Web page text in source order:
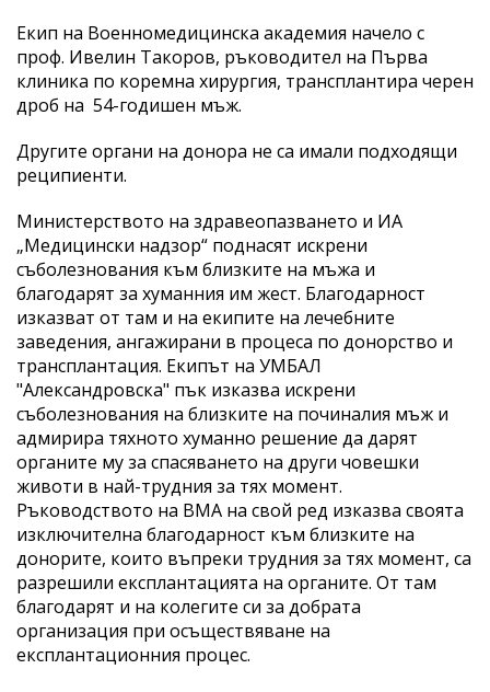
Екип на Военномедицинска академия начело с
проф. Ивелин Такоров, ръководител на Първа
клиника по коремна хирургия, трансплантира черен
дроб на 54-годишен мъж.
Другите органи на донора не са имали подходящи
реципиенти.
Министерството на здравеопазването и ИА
„Медицински надзор“ поднасят искрени
съболезнования към близките на мъжа и
благодарят за хуманния им жест. Благодарност
изказват от там и на екипите на лечебните
заведения, ангажирани в процеса по донорство и
трансплантация. Екипът на УМБАЛ
"Александровска" пък изказва искрени
съболезнования на близките на починалия мъж и
адмирира тяхното хуманно решение да дарят
органите му за спасяването на други човешки
животи в най-трудния за тях момент.
Ръководството на ВМА на свой ред изказва своята
изключителна благодарност към близките на
донорите, които въпреки трудния за тях момент, са
разрешили експлантацията на органите. От там
благодарят и на колегите си за добрата
организация при осъществяване на
експлантационния процес.